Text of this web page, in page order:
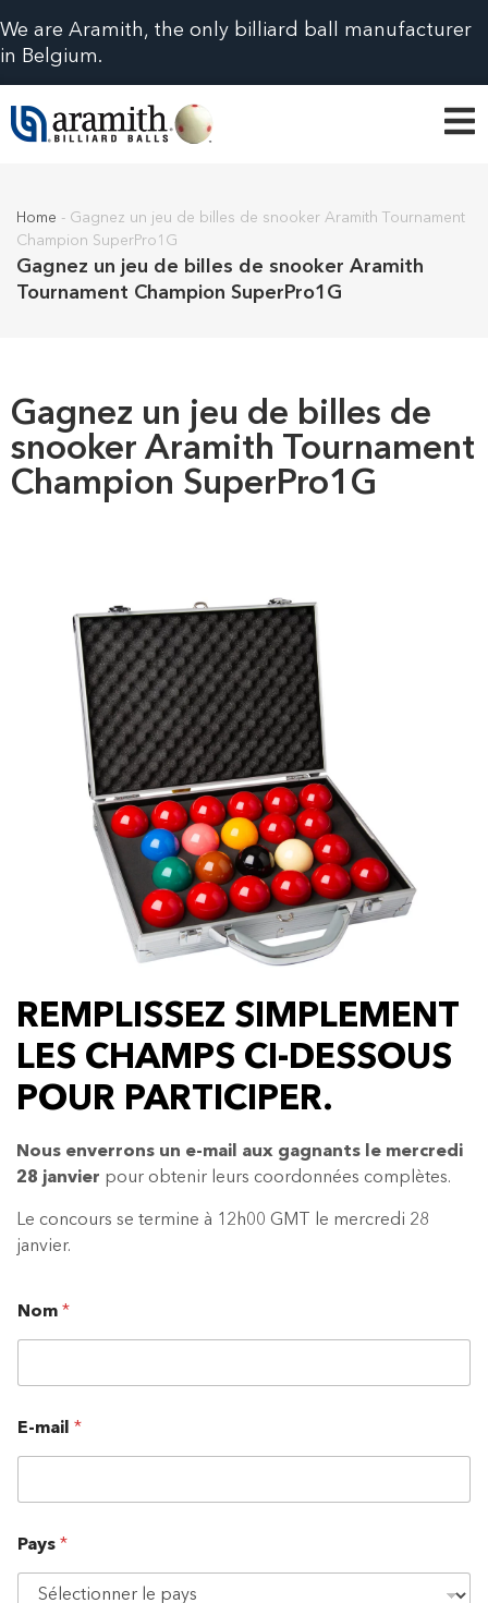
We are Aramith, the only billiard ball manufacturer
in Belgium.
Home - Gagnez un jeu de billes de snooker Aramith Tournament
Champion SuperPro1G
Gagnez un jeu de billes de snooker Aramith
Tournament Champion SuperPro1G
Gagnez un jeu de billes de
snooker Aramith Tournament
Champion SuperPro1G
REMPLISSEZ SIMPLEMENT
LES CHAMPS CI-DESSOUS
POUR PARTICIPER.
Nous enverrons un e-mail aux gagnants le mercredi
28 janvier pour obtenir leurs coordonnées complètes.
Le concours se termine à 12h00 GMT le mercredi 28
janvier.
Nom *
E-mail *
Pays *